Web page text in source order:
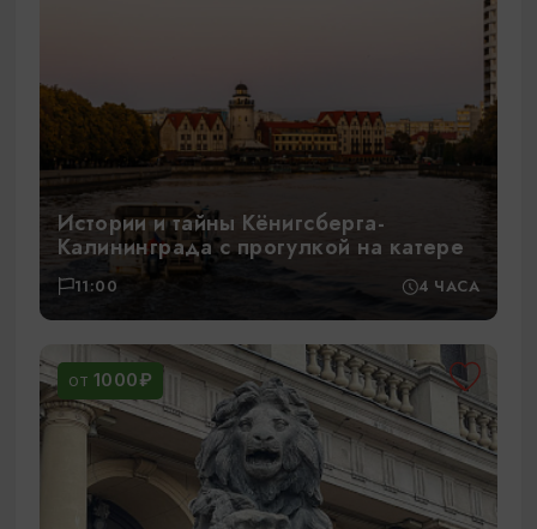
Истории и тайны Кёнигсберга-
Калининграда с прогулкой на катере
11:00 4 ЧАСА
ОТ 1000₽